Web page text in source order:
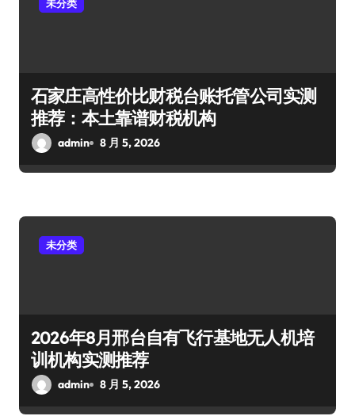
未分类
石家庄高性价比财税台账托管公司实测
推荐：本土靠谱财税机构
admin 8 月 5, 2026
未分类
2026年8月邢台自有飞行基地无人机培
训机构实测推荐
admin 8 月 5, 2026